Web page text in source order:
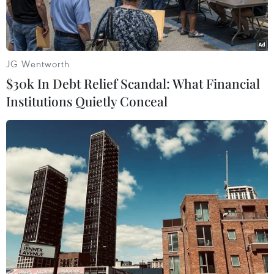
Triệt phá nhóm dụ người dùng Facebook nhấn link giả lừa đảo
nhiều tỷ đồng. (Nguồn: dantri.com.vn)
Ngày 11/2, Phòng An ninh mạng và Phòng
chống tội phạm sử dụng công nghệ cao, Công an
tỉnh Thừa Thiên-Huế cho biết, đơn vị vừa phối
JG Wentworth
$30k In Debt Relief Scandal: What Financial
Institutions Quietly Conceal